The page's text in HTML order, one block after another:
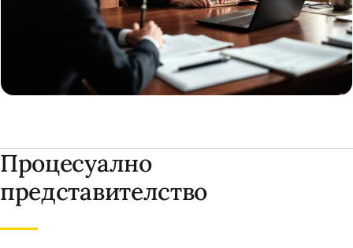
Процесуално
представителство